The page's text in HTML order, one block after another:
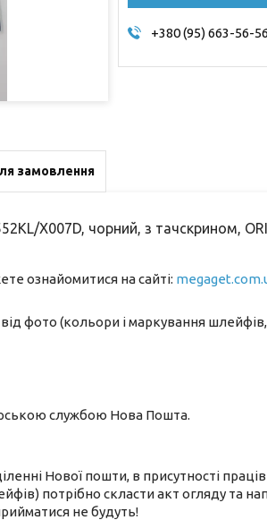
+380 (95) 663-56-56
замовлення
X007D, чорний, з тачскрином,
ознайомитися на сайті:
фото (кольори і маркування
службою Нова Пошта.
Нової пошти, в присутності
потрібно скласти акт огляду та
не будуть!